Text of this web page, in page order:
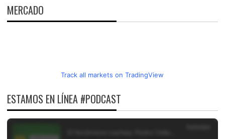
MERCADO
Track all markets on TradingView
ESTAMOS EN LÍNEA #PODCAST